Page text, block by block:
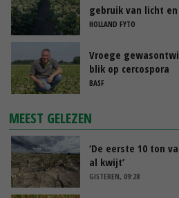
gebruik van licht
HOLLAND FYTO
Vroege
blik op cercospora
BASF
MEEST GELEZEN
‘De eerste 10 ton
al kwijt’
GISTEREN, 09:28